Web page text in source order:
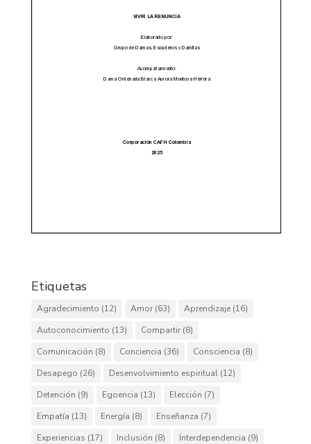
Etiquetas
Agradecimiento (12) Amor(63) Aprendizaje(16)
Autoconocimiento (13) Compartir(8)
Comunicación (8) Conciencia (36) Consciencia (8)
Desapego (26) Desenvolvimiento espiritual(12)
Detención (9) Egoencia (13) Elección (7)
Empatía (13) Energía (8) Enseñanza (7)
Experiencias (17) Inclusión (8) Interdependencia (9)